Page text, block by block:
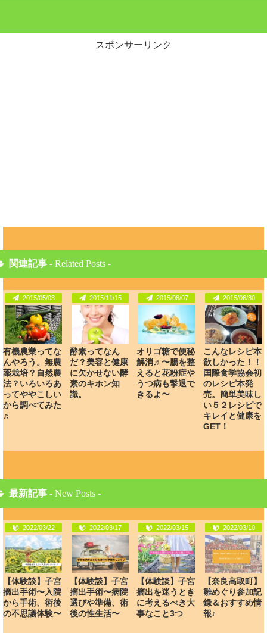
スポンサーリンク
関連記事 - Related Posts -
2015/05/03
有機農業ってな
んやろう。無農
薬栽培？自然農
法？いろいろあ
ってややこしい
から調べてみた
♬
2015/11/15
酵素ってなん
だ？美容と健康
に欠かせない酵
素のキホン知
識。
2015/08/07
オリゴ糖で便秘
解消♬〜腸を整
えると花粉症や
うつ病も撃退で
きるよ〜
2015/06/30
こんなレシピ本
欲しかった！！
国際食学協会初
のレシピ本発
売。簡単美味し
い５２レシピで
キレイと健康を
GET！
最新記事 - New Posts -
2022/03/22
【体験談】子宮
摘出手術〜入院
から手術、術後
の不思議体験〜
2022/03/17
【体験談】子宮
摘出手術〜病院
選びや準備、術
後の性生活〜
2022/03/15
【体験談】子宮
摘出を迷うとき
に考えるべき大
事なこと3つ
2022/03/10
【奈良高取町】
雛めぐり参加記
録＆おすすめ情
報♪